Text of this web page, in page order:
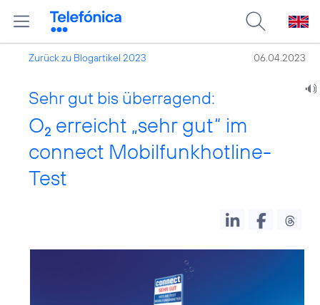
Zurück zu Blogartikel 2023 06.04.2023
Sehr gut bis überragend:
O2 erreicht „sehr gut“ im
connect Mobilfunkhotline-
Test